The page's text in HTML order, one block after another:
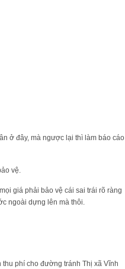
ở đây, mà ngược lại thì làm báo cáo
vệ.
giá phải bảo vệ cái sai trái rõ ràng
ngoài dựng lên mà thôi.
phí cho đường tránh Thị xã Vĩnh